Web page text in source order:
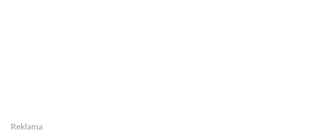
Reklama